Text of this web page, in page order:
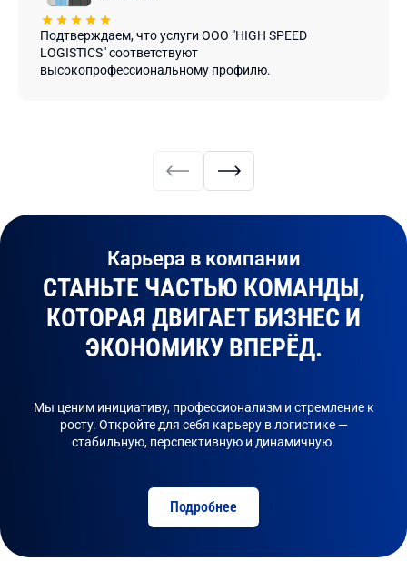
Подтверждаем, что услуги ООО "HIGH SPEED
LOGISTICS" соответствуют
высокопрофессиональному профилю.
Карьера в компании
СТАНЬТЕ ЧАСТЬЮ КОМАНДЫ,
КОТОРАЯ ДВИГАЕТ БИЗНЕС И
ЭКОНОМИКУ ВПЕРЁД.
Мы ценим инициативу, профессионализм и стремление к
росту. Откройте для себя карьеру в логистике —
стабильную, перспективную и динамичную.
Подробнее